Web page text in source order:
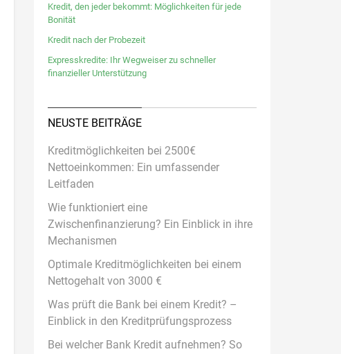
Kredit, den jeder bekommt: Möglichkeiten für jede
Bonität
Kredit nach der Probezeit
Expresskredite: Ihr Wegweiser zu schneller
finanzieller Unterstützung
NEUSTE BEITRÄGE
Kreditmöglichkeiten bei 2500€
Nettoeinkommen: Ein umfassender
Leitfaden
Wie funktioniert eine
Zwischenfinanzierung? Ein Einblick in ihre
Mechanismen
Optimale Kreditmöglichkeiten bei einem
Nettogehalt von 3000 €
Was prüft die Bank bei einem Kredit? –
Einblick in den Kreditprüfungsprozess
Bei welcher Bank Kredit aufnehmen? So